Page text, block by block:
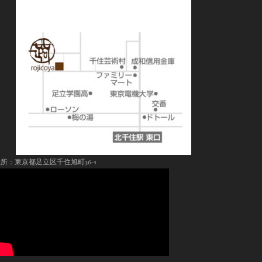
：東京都足立区千住旭町36-1